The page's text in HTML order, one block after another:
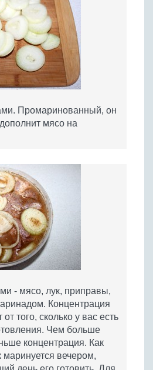
Промаринованный, он
мясо на
- мясо, лук, приправы,
Концентрация
того, сколько у вас есть
Чем больше
концентрация. Как
вечером,